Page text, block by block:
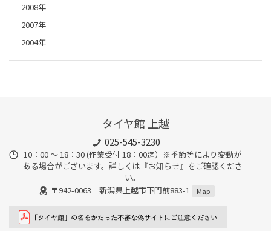
2008年
2007年
2004年
タイヤ館 上越
025-545-3230
10：00 ～ 18：30 (作業受付 18：00迄）※季節等により変動が
ある場合がございます。詳しくは『お知らせ』をご確認くださ
い。
〒942-0063 新潟県上越市下門前883-1
Map